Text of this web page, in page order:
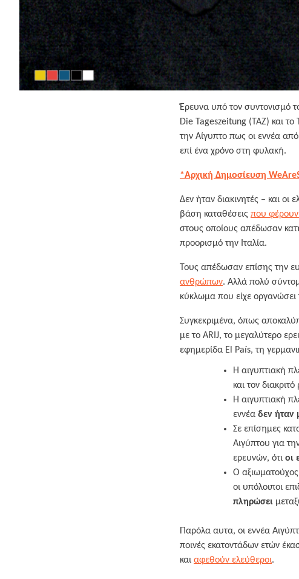
Έρευνα υπό τον συντονισμό
Die Tageszeitung (TAZ) και
την Αίγυπτο πως οι εννέα
επί ένα χρόνο στη φυλακή.
*Αρχική Δημοσίευση
Δεν ήταν διακινητές – και
βάση καταθέσεις που φέρουν
στους οποίους απέδωσαν
προορισμό την Ιταλία.
Τους απέδωσαν επίσης την
ανθρώπων. Αλλά πολύ
κύκλωμα που είχε
Συγκεκριμένα, όπως
με το ARIJ, το μεγαλύτερο
εφημερίδα El País, τη
Η αιγυπτιακή
και τον
Η αιγυπτιακή
εννέα δεν ήταν
Σε επίσημες
Αιγύπτου για
ερευνών, ότι οι
Ο
οι υπόλοιποι
πληρώσει
Παρόλα αυτα, οι εννέα
ποινές εκατοντάδων ετών
και αφεθούν ελεύθεροι.